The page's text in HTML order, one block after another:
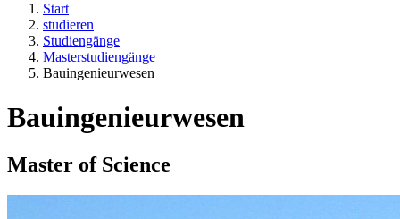
Start
studieren
Studiengänge
Masterstudiengänge
Bauingenieurwesen
Bauingenieurwesen
Master of Science